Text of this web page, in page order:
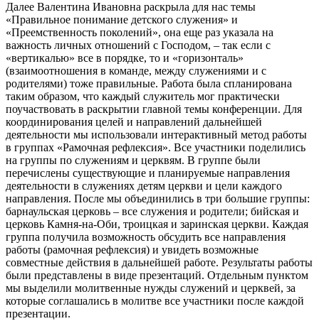
Далее Валентина Ивановна раскрыла для нас темы
«Правильное понимание детского служения» и
«Преемственность поколений», она еще раз указала на
важность личных отношений с Господом, – так если с
«вертикалью» все в порядке, то и «горизонталь»
(взаимоотношения в команде, между служениями и с
родителями) тоже правильные. Работа была спланирована
таким образом, что каждый служитель мог практически
поучаствовать в раскрытии главной темы конференции. Для
координирования целей и направлений дальнейшей
деятельности мы использовали интерактивный метод работы
в группах «Рамочная рефлексия». Все участники поделились
на группы по служениям и церквям. В группе были
перечислены существующие и планируемые направления
деятельности в служениях детям церкви и цели каждого
направления. После мы объединились в три большие группы:
барнаульская церковь – все служения и родители; бийская и
церковь Камня-на-Оби, троицкая и заринская церкви. Каждая
группа получила возможность обсудить все направления
работы (рамочная рефлексия) и увидеть возможные
совместные действия в дальнейшей работе. Результаты работы
были представлены в виде презентаций. Отдельным пунктом
мы выделили молитвенные нужды служений и церквей, за
которые соглашались в молитве все участники после каждой
презентации.